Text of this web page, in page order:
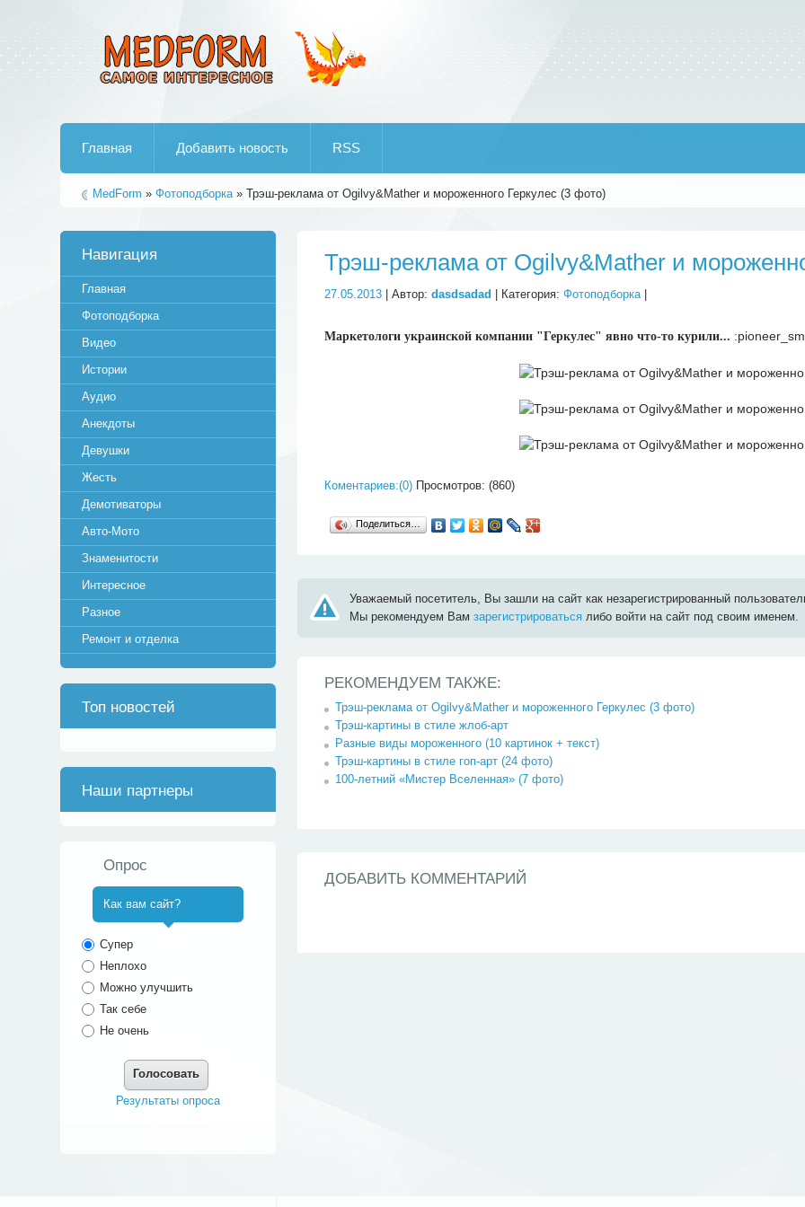
Главная Добавить новость RSS
MedForm »Фотоподборка» Трэш-реклама от Ogilvy&Mather и мороженного Геркулес (3 фото)
Трэш-реклама от Ogilvy&Mather и
27.05.2013 | Автор:dasdsadad | Категория:Фотоподборка|
Маркетологи украинской компании "Геркулес" явно что-то курили...
Коментариев:(0) Просмотров: (860)
Поделиться…
Уважаемый посетитель, Вы зашли на сайт как незарегистрированный
Мы рекомендуем Вамзарегистрироваться либо войти на сайт под своим именем.
РЕКОМЕНДУЕМ ТАКЖЕ:
Трэш-реклама от Ogilvy&Mather и мороженного Геркулес (3 фото)
Трэш-картины в стиле жлоб-арт
Разные виды мороженного (10 картинок + текст)
Трэш-картины в стиле гоп-арт (24 фото)
100-летний «Мистер Вселенная» (7 фото)
ДОБАВИТЬ КОММЕНТАРИЙ
Навигация
Главная
Фотоподборка
Видео
Истории
Аудио
Анекдоты
Девушки
Жесть
Демотиваторы
Авто-Мото
Знаменитости
Интересное
Разное
Ремонт и отделка
Топ новостей
Наши партнеры
Опрос
Как вам сайт?
Супер
Неплохо
Можно улучшить
Так себе
Не очень
Голосовать
Результаты опроса